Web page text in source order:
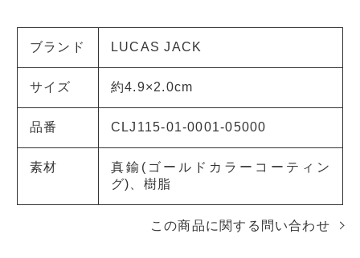
ブランド LUCAS JACK
サイズ 約4.9×2.0cm
品番 CLJ115-01-0001-05000
素材
真鍮(ゴールドカラーコーティン
グ)、樹脂
この商品に関する問い合わせ